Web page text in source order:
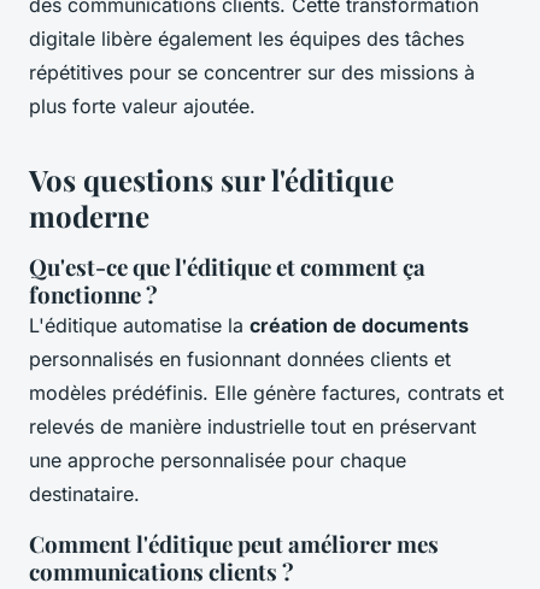
des communications clients. Cette transformation
digitale libère également les équipes des tâches
répétitives pour se concentrer sur des missions à
plus forte valeur ajoutée.
Vos questions sur l'éditique
moderne
Qu'est-ce que l'éditique et comment ça
fonctionne ?
L'éditique automatise la création de documents
personnalisés en fusionnant données clients et
modèles prédéfinis. Elle génère factures, contrats et
relevés de manière industrielle tout en préservant
une approche personnalisée pour chaque
destinataire.
Comment l'éditique peut améliorer mes
communications clients ?